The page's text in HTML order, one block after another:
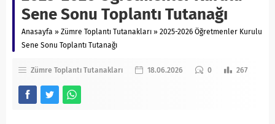
Sene Sonu Toplantı Tutanağı
Anasayfa » Zümre Toplantı Tutanakları » 2025-2026 Öğretmenler Kurulu
Sene Sonu Toplantı Tutanağı
Zümre Toplantı Tutanakları 18.06.2026 0 267